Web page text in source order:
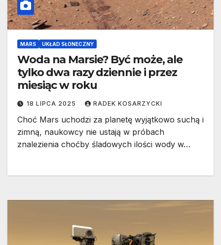
MARS UKŁAD SŁONECZNY
Woda na Marsie? Być może, ale
tylko dwa razy dziennie i przez
miesiąc w roku
18 LIPCA 2025 RADEK KOSARZYCKI
Choć Mars uchodzi za planetę wyjątkowo suchą i
zimną, naukowcy nie ustają w próbach
znalezienia choćby śladowych ilości wody w…